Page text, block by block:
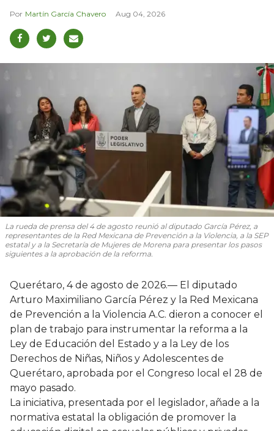
Martín García Chavero Aug 04, 2026
La rueda de prensa del 4 de agosto reunió al diputado García Pérez, a
representantes de la Red Mexicana de Prevención a la Violencia, a la SEP
estatal y a la Secretaría de Mujeres de Morena para presentar los pasos
siguientes a la aprobación de la reforma.
Querétaro, 4 de agosto de 2026.— El diputado
Arturo Maximiliano García Pérez y la Red Mexicana
de Prevención a la Violencia A.C. dieron a conocer el
plan de trabajo para instrumentar la reforma a la
Ley de Educación del Estado y a la Ley de los
Derechos de Niñas, Niños y Adolescentes de
Querétaro, aprobada por el Congreso local el 28 de
mayo pasado.
La iniciativa, presentada por el legislador, añade a la
normativa estatal la obligación de promover la